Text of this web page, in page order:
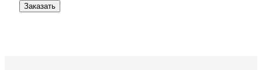
Заказать